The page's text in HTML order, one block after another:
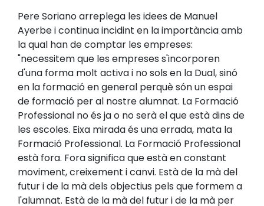
Pere Soriano arreplega les idees de Manuel
Ayerbe i continua incidint en la importància amb
la qual han de comptar les empreses:
"necessitem que les empreses s'incorporen
d'una forma molt activa i no sols en la Dual, sinó
en la formació en general perquè són un espai
de formació per al nostre alumnat. La Formació
Professional no és ja o no serà el que està dins de
les escoles. Eixa mirada és una errada, mata la
Formació Professional. La Formació Professional
està fora. Fora significa que està en constant
moviment, creixement i canvi. Està de la mà del
futur i de la mà dels objectius pels que formem a
l'alumnat. Està de la mà del futur i de la mà per